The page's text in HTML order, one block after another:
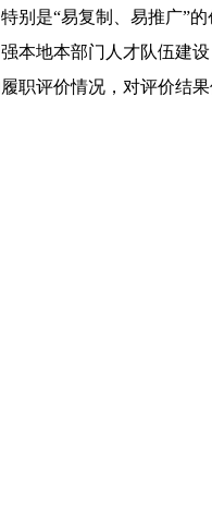
是“易复制、易推广”的
地本部门人才队伍建设
评价情况，对评价结